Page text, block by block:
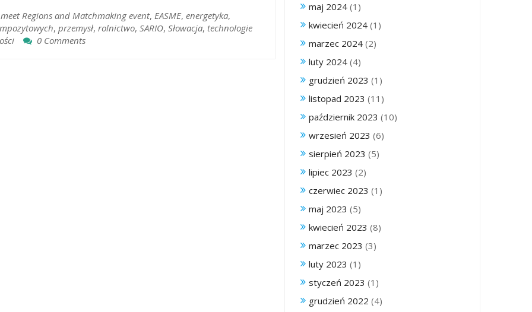
Regions and Matchmaking event, EASME, energetyka,
, przemysł, rolnictwo, SARIO, Słowacja, technologie
0 Comments
maj 2024 (1)
kwiecień 2024 (1)
marzec 2024 (2)
luty 2024 (4)
grudzień 2023 (1)
listopad 2023 (11)
październik 2023 (10)
wrzesień 2023 (6)
sierpień 2023 (5)
lipiec 2023 (2)
czerwiec 2023 (1)
maj 2023 (5)
kwiecień 2023 (8)
marzec 2023 (3)
luty 2023 (1)
styczeń 2023 (1)
grudzień 2022 (4)